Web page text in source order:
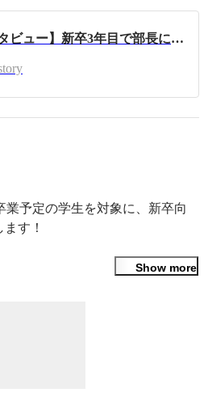
る環境をみんなで作りたいです
【社員インタビュー】新卒3年目で部長に抜擢！活躍する秘訣、大事にしていることは？
予定の学生を対象に、新卒向
す！
」
Show more